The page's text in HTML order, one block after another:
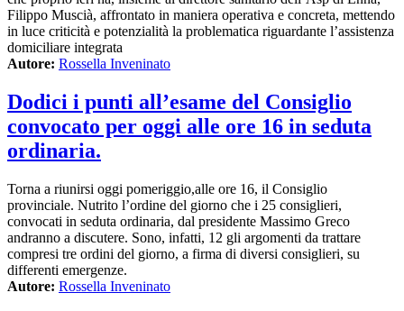
Filippo Muscià, affrontato in maniera operativa e concreta, mettendo
in luce criticità e potenzialità la problematica riguardante l’assistenza
domiciliare integrata
Autore: Rossella Inveninato
Dodici i punti all’esame del Consiglio
convocato per oggi alle ore 16 in seduta
ordinaria.
Torna a riunirsi oggi pomeriggio,alle ore 16, il Consiglio
provinciale. Nutrito l’ordine del giorno che i 25 consiglieri,
convocati in seduta ordinaria, dal presidente Massimo Greco
andranno a discutere. Sono, infatti, 12 gli argomenti da trattare
compresi tre ordini del giorno, a firma di diversi consiglieri, su
differenti emergenze.
Autore: Rossella Inveninato